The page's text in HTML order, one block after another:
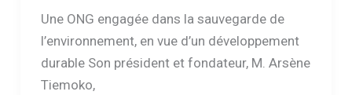
Une ONG engagée dans la sauvegarde de
l’environnement, en vue d’un développement
durable Son président et fondateur, M. Arsène
Tiemoko,